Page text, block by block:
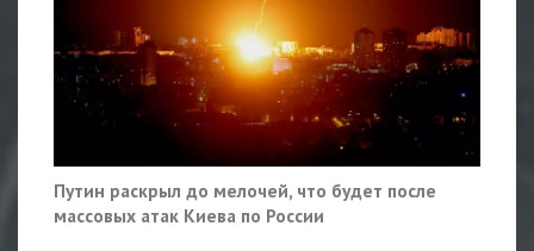
Путин раскрыл до мелочей, что будет после
массовых атак Киева по России